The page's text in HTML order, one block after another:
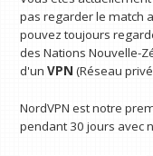
pas regarder le match
pouvez toujours
des Nations Nouvelle-
d'unVPN (Réseau
NordVPN est notre
pendant 30 jours avec